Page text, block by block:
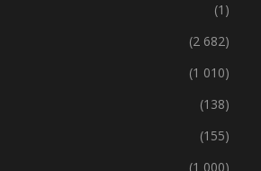
(1)
(2 682)
(1 010)
(138)
(155)
(1 000)